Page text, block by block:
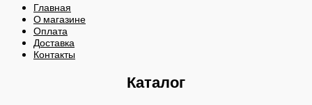
Главная
О магазине
Оплата
Доставка
Контакты
Каталог